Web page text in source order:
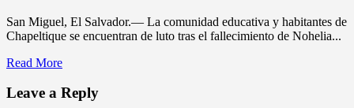
San Miguel, El Salvador.— La comunidad educativa y habitantes de
Chapeltique se encuentran de luto tras el fallecimiento de Nohelia...
Read More
Leave a Reply